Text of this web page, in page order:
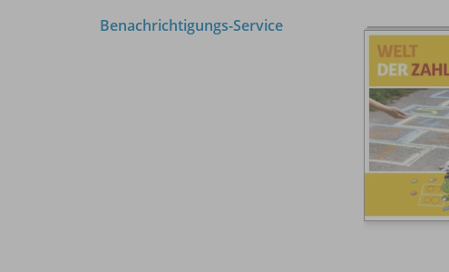
Benachrichtigungs-Service